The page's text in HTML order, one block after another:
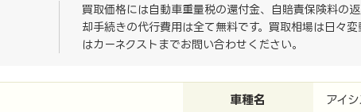
買取価格には自動車重量税の還付金、自賠責保険料の
却手続きの代行費用は全て無料です。買取相場は日々
はカーネクストまでお問い合わせください。
車種名 アイ